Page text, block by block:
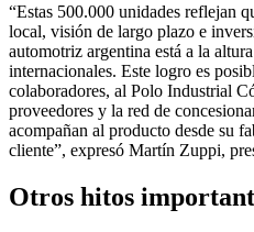
“Estas 500.000 unidades reflejan
local, visión de largo plazo e
automotriz argentina está a la
internacionales. Este logro es
colaboradores, al Polo Industrial
proveedores y la red de
acompañan al producto desde su
cliente”, expresó Martín Zuppi,
Otros hitos